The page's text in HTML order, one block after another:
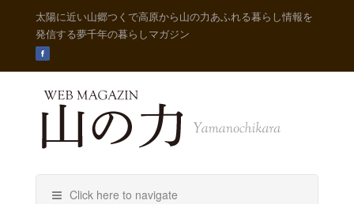
太陽に近い山郷つくで高原から山の力あふれる暮らし情報を
発信する夢千年の暮らしマガジン
Click here to navigate